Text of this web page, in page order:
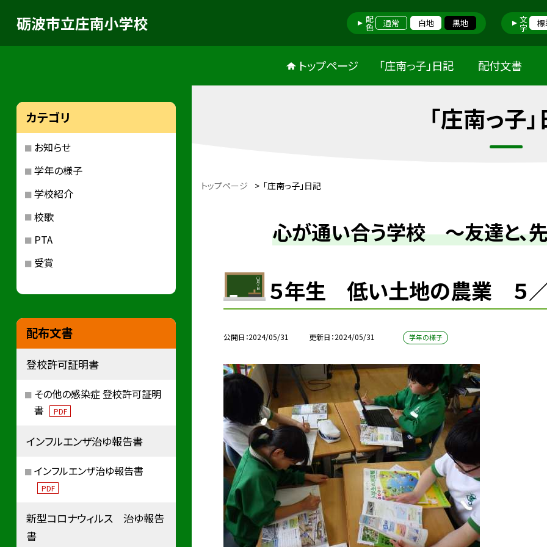
砺波市立庄南小学校 配色 通常 白地 黒地 文字
トップページ 「庄南っ子」日記 配付文書
「庄南っ子
トップページ > 「庄南っ子」日記
心が通い合う学校 ～友達と、先
５年生 低い土地の農業 ５／
公開日 2024/05/31 更新日 2024/05/31 学年の様子
カテゴリ
お知らせ
学年の様子
学校紹介
校歌
PTA
受賞
配布文書
登校許可証明書
その他の感染症 登校許可証明
書
PDF
インフルエンザ治ゆ報告書
インフルエンザ治ゆ報告書
PDF
新型コロナウィルス 治ゆ報告
書